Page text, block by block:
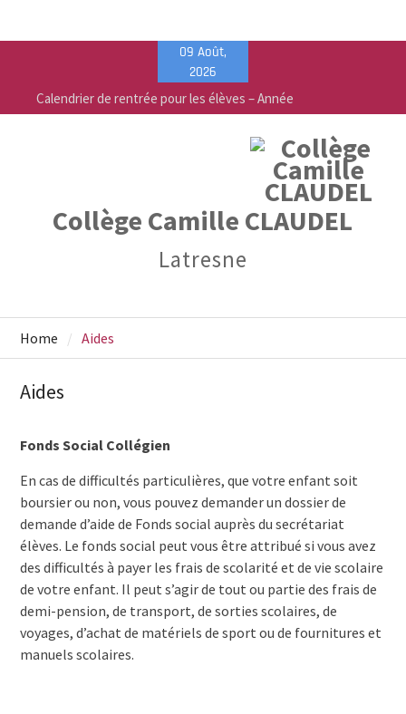
content
09 Août,
2026
Calendrier de rentrée pour les élèves – Année
scolaire 2026-2027
Liste des fournitures 2026-2027 – Collège Camille
Vente de fournitures scolaires – PEEP & Bureau
Collège Camille CLAUDEL
Latresne
Home Aides
Aides
Fonds Social Collégien
En cas de difficultés particulières, que votre enfant soit
boursier ou non, vous pouvez demander un dossier de
demande d’aide de Fonds social auprès du secrétariat
élèves. Le fonds social peut vous être attribué si vous avez
des difficultés à payer les frais de scolarité et de vie scolaire
de votre enfant. Il peut s’agir de tout ou partie des frais de
demi-pension, de transport, de sorties scolaires, de
voyages, d’achat de matériels de sport ou de fournitures et
manuels scolaires.